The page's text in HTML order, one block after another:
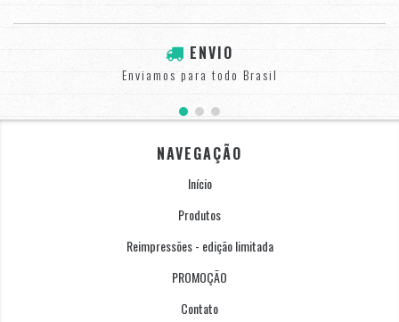
ENVIO
Enviamos para todo Brasil
NAVEGAÇÃO
Início
Produtos
Reimpressões - edição limitada
PROMOÇÃO
Contato